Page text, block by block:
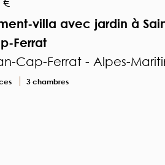
villa avec jardin à
Ferrat
Cap-Ferrat - Alpes-
3 chambres